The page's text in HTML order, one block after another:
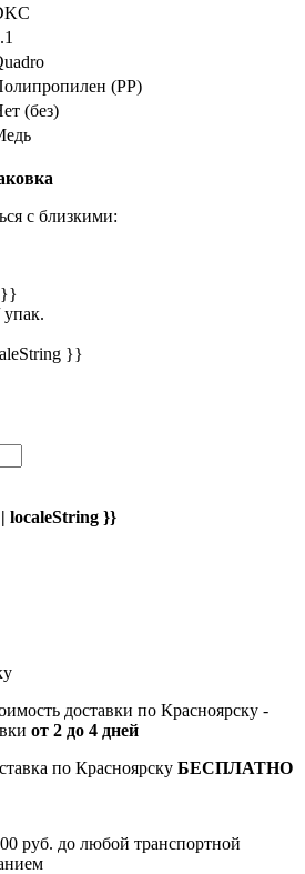
(PP)
(без)
с близкими:
}}
упак.
}}
localeString }}
доставки по Красноярску -
от 2 до 4 дней
по Красноярску БЕСПЛАТНО
руб. до любой транспортной